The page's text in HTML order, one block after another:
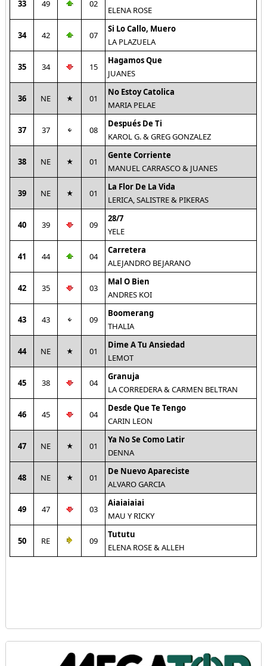
33 49 02
ELENA ROSE
34 42 07
Si Lo Callo, Muero
LA PLAZUELA
35 34 15
Hagamos Que
JUANES
36 NE 01
No Estoy Catolica
MARIA PELAE
37 37 08
Después De Ti
KAROL G. & GREG GONZALEZ
38 NE 01
Gente Corriente
MANUEL CARRASCO & JUANES
39 NE 01
La Flor De La Vida
LERICA, SALISTRE & PIKERAS
40 39 09
28/7
YELE
41 44 04
Carretera
ALEJANDRO BEJARANO
42 35 03
Mal O Bien
ANDRES KOI
43 43 09
Boomerang
THALIA
44 NE 01
Dime A Tu Ansiedad
LEMOT
45 38 04
Granuja
LA CORREDERA & CARMEN BELTRAN
46 45 04
Desde Que Te Tengo
CARIN LEON
47 NE 01
Ya No Se Como Latir
DENNA
48 NE 01
De Nuevo Apareciste
ALVARO GARCIA
49 47 03
Aiaiaiaiai
MAU Y RICKY
50 RE 09
Tututu
ELENA ROSE & ALLEH